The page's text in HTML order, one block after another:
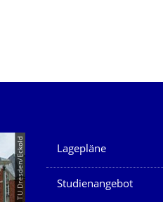
© TU Dresden/Eckold Unsere Dienste
Lagepläne
Studienangebot